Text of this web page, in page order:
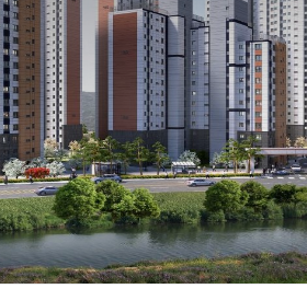
양평군 강상면 병산리 24-1외 12필지
신탁
업 / 에스엠상선 건설부문
세대 (77type 216세대, 108type 3세대)
2190
자세히 보기